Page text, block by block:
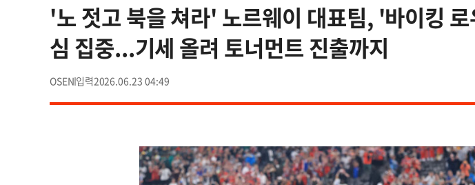
'노 젓고 북을 쳐라' 노르웨이 대표팀, '바이킹
심 집중...기세 올려 토너먼트 진출까지
OSEN 2026.06.23 04:49